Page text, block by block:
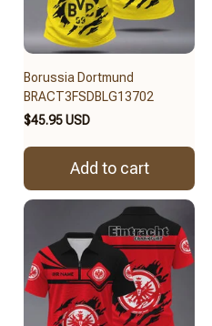
Borussia Dortmund
BRACT3FSDBLG13702
$45.95 USD
Add to cart